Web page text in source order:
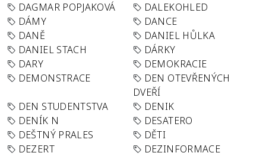
DAGMAR POPJAKOVÁ
DALEKOHLED
DÁMY
DANCE
DANĚ
DANIEL HŮLKA
DANIEL STACH
DÁRKY
DARY
DEMOKRACIE
DEMONSTRACE
DEN OTEVŘENÝCH
DVEŘÍ
DEN STUDENTSTVA
DENIK
DENÍK N
DESATERO
DEŠTNÝ PRALES
DĚTI
DEZERT
DEZINFORMACE